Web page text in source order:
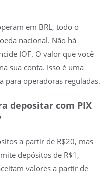
em BRL, todo o
nacional. Não há
IOF. O valor que você
sua conta. Isso é uma
para operadoras reguladas.
depositar com PIX
a partir de R$20, mas
depósitos de R$1,
valores a partir de